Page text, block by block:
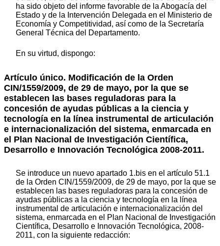
ha sido objeto del informe favorable de la Abogacía del
Estado y de la Intervención Delegada en el Ministerio de
Economía y Competitividad, así como de la Secretaría
General Técnica del Departamento.
En su virtud, dispongo:
Artículo único. Modificación de la Orden
CIN/1559/2009, de 29 de mayo, por la que se
establecen las bases reguladoras para la
concesión de ayudas públicas a la ciencia y
tecnología en la línea instrumental de articulación
e internacionalización del sistema, enmarcada en
el Plan Nacional de Investigación Científica,
Desarrollo e Innovación Tecnológica 2008-2011.
Se introduce un nuevo apartado 1.bis en el artículo 51.1
de la Orden CIN/1559/2009, de 29 de mayo, por la que se
establecen las bases reguladoras para la concesión de
ayudas públicas a la ciencia y tecnología en la línea
instrumental de articulación e internacionalización del
sistema, enmarcada en el Plan Nacional de Investigación
Científica, Desarrollo e Innovación Tecnológica, 2008-
2011, con la siguiente redacción: